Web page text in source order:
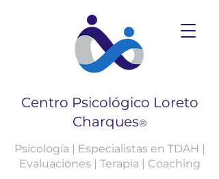
Centro Psicológico Loreto
Charques®
Psicología | Especialistas en TDAH |
Evaluaciones | Terapia | Coaching